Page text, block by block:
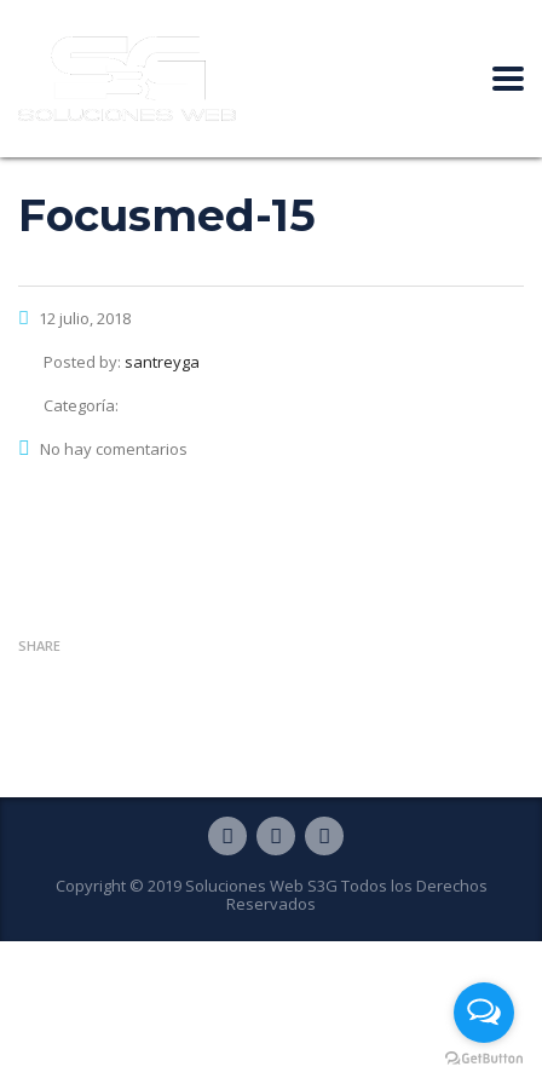
Focusmed-15
12 julio, 2018
Posted by: santreyga
Categoría:
No hay comentarios
SHARE
Copyright © 2019 Soluciones Web S3G Todos los Derechos
Reservados